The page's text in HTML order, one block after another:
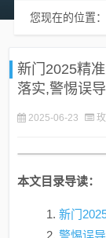
您现在的位置：
新门2025精
落实,警惕误
2025-06-23
本文目录导读：
新门
警惕误